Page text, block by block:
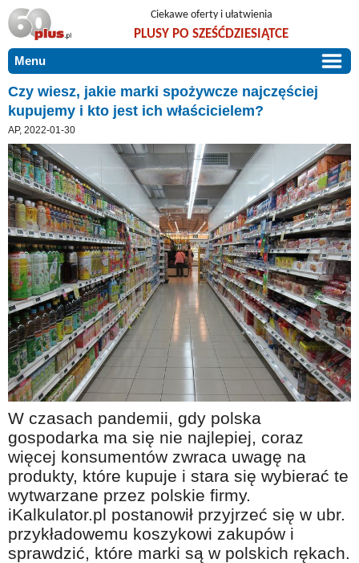
Ciekawe oferty i ułatwienia
PLUSY PO SZEŚĆDZIESIĄTCE
Menu
START
PROMOCJE
ARTYKUŁY
Szczególnie polecamy
Użyteczne porady
Szlachetne zdrowie
Mieszkaj wygodnie i bez barier
Warto wiedzieć!
Podróże i wypoczynek
Taniej, okazyjnie, specjalnie dla 60plus
Na wesoło
Hobby i pasje
Żyj aktywnie
60plus - najcenniejsi klienci
Dobra opieka
Warto naśladować
Coś dla ducha
DLA BLISKICH
ZGŁOŚ OFERTĘ
O NAS
KONTAKT
Czy wiesz, jakie marki spożywcze najczęściej
kupujemy i kto jest ich właścicielem?
AP, 2022-01-30
W czasach pandemii, gdy polska
gospodarka ma się nie najlepiej, coraz
więcej konsumentów zwraca uwagę na
produkty, które kupuje i stara się wybierać te
wytwarzane przez polskie firmy.
iKalkulator.pl postanowił przyjrzeć się w ubr.
przykładowemu koszykowi zakupów i
sprawdzić, które marki są w polskich rękach.